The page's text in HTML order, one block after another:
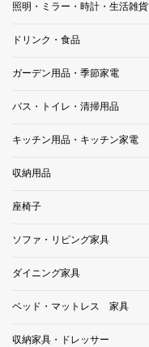
照明・ミラー・時計・生活雑貨
ドリンク・食品
ガーデン用品・季節家電
バス・トイレ・清掃用品
キッチン用品・キッチン家電
収納用品
座椅子
ソファ・リビング家具
ダイニング家具
ベッド・マットレス 家具
収納家具・ドレッサー